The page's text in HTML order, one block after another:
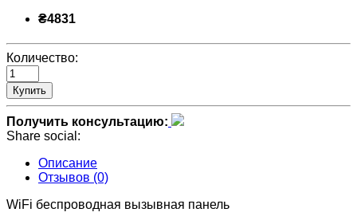
₴4831
Количество:
Купить
Получить консультацию:
Share social:
Описание
Отзывов (0)
WiFi беспроводная вызывная панель